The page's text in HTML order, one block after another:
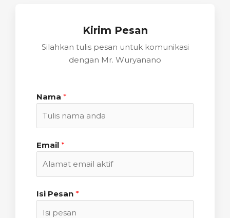
Kirim Pesan
Silahkan tulis pesan untuk komunikasi
dengan Mr. Wuryanano
Nama *
Email *
Isi Pesan *